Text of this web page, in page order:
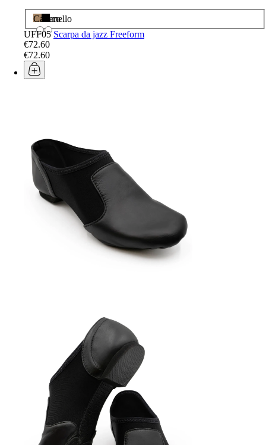
Caramello
Nero
UFF05 Scarpa da jazz Freeform
€72.60
€72.60